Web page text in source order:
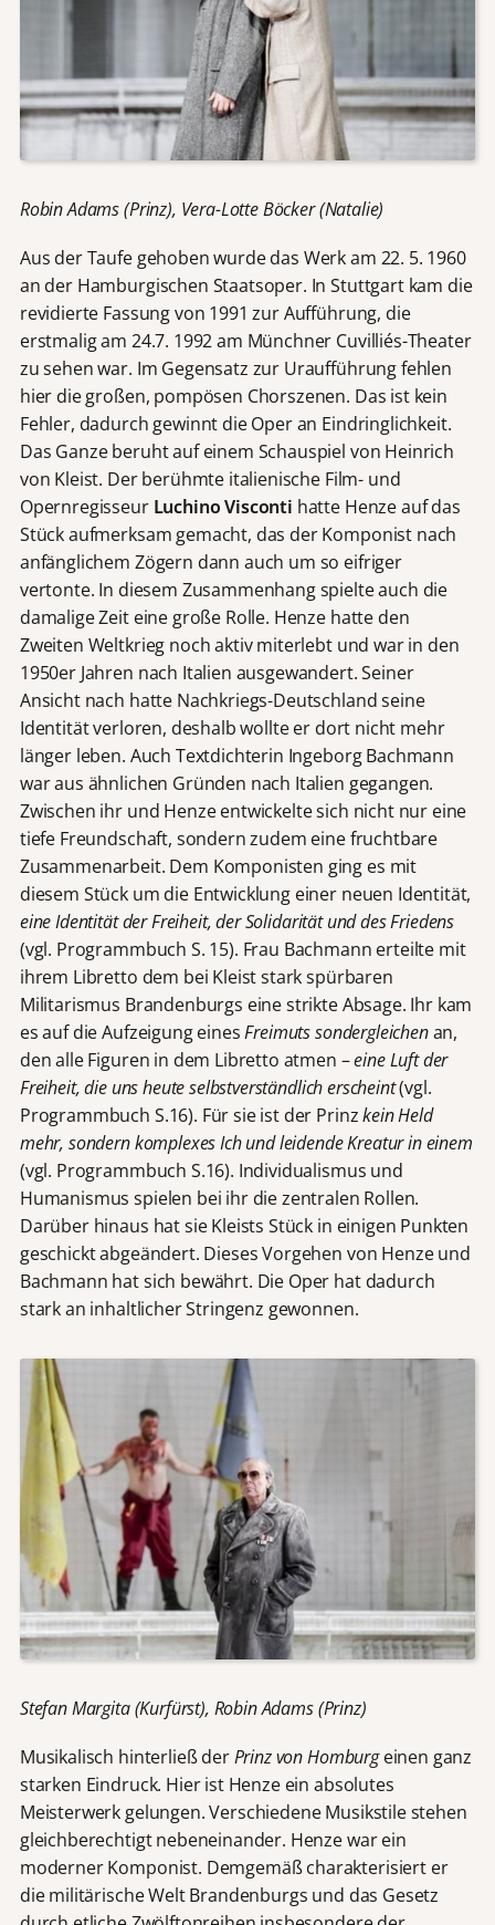
Robin Adams (Prinz), Vera-Lotte Böcker (Natalie)
Aus der Taufe gehoben wurde das Werk am 22. 5. 1960
an der Hamburgischen Staatsoper. In Stuttgart kam die
revidierte Fassung von 1991 zur Aufführung, die
erstmalig am 24.7. 1992 am Münchner Cuvilliés-Theater
zu sehen war. Im Gegensatz zur Uraufführung fehlen
hier die großen, pompösen Chorszenen. Das ist kein
Fehler, dadurch gewinnt die Oper an Eindringlichkeit.
Das Ganze beruht auf einem Schauspiel von Heinrich
von Kleist. Der berühmte italienische Film- und
Opernregisseur Luchino Visconti hatte Henze auf das
Stück aufmerksam gemacht, das der Komponist nach
anfänglichem Zögern dann auch um so eifriger
vertonte. In diesem Zusammenhang spielte auch die
damalige Zeit eine große Rolle. Henze hatte den
Zweiten Weltkrieg noch aktiv miterlebt und war in den
1950er Jahren nach Italien ausgewandert. Seiner
Ansicht nach hatte Nachkriegs-Deutschland seine
Identität verloren, deshalb wollte er dort nicht mehr
länger leben. Auch Textdichterin Ingeborg Bachmann
war aus ähnlichen Gründen nach Italien gegangen.
Zwischen ihr und Henze entwickelte sich nicht nur eine
tiefe Freundschaft, sondern zudem eine fruchtbare
Zusammenarbeit. Dem Komponisten ging es mit
diesem Stück um die Entwicklung einer neuen Identität,
eine Identität der Freiheit, der Solidarität und des Friedens
(vgl. Programmbuch S. 15). Frau Bachmann erteilte mit
ihrem Libretto dem bei Kleist stark spürbaren
Militarismus Brandenburgs eine strikte Absage. Ihr kam
es auf die Aufzeigung einesFreimuts sondergleichenan,
den alle Figuren in dem Libretto atmen –eine Luft der
Freiheit, die uns heute selbstverständlich erscheint(vgl.
Programmbuch S.16). Für sie ist der Prinzkein Held
mehr, sondern komplexes Ich und leidende Kreatur in einem
(vgl. Programmbuch S.16). Individualismus und
Humanismus spielen bei ihr die zentralen Rollen.
Darüber hinaus hat sie Kleists Stück in einigen Punkten
geschickt abgeändert. Dieses Vorgehen von Henze und
Bachmann hat sich bewährt. Die Oper hat dadurch
stark an inhaltlicher Stringenz gewonnen.
Stefan Margita (Kurfürst), Robin Adams (Prinz)
Musikalisch hinterließ derPrinz von Homburgeinen ganz
starken Eindruck. Hier ist Henze ein absolutes
Meisterwerk gelungen. Verschiedene Musikstile stehen
gleichberechtigt nebeneinander. Henze war ein
moderner Komponist. Demgemäß charakterisiert er
die militärische Welt Brandenburgs und das Gesetz